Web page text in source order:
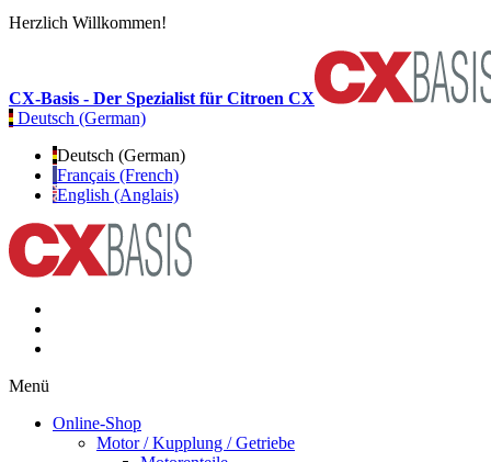
Herzlich Willkommen!
CX-Basis - Der Spezialist für Citroen CX
Deutsch (German)
Deutsch (German)
Français (French)
English (Anglais)
Menü
Online-Shop
Motor / Kupplung / Getriebe